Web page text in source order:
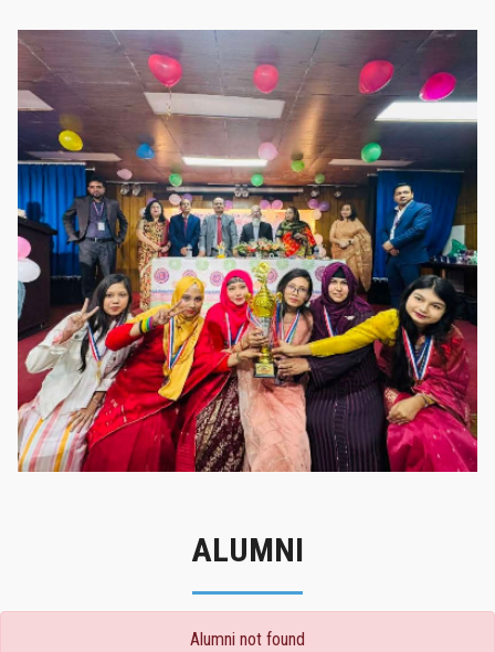
গৌরবের মুহূর্ত
গৌরবের মুহূর্ত
ALUMNI
Alumni not found